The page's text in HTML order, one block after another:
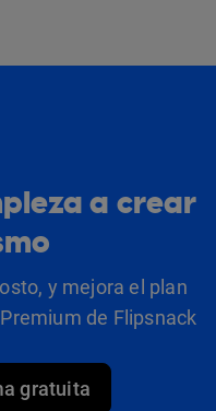
a crear
y mejora el plan
de Flipsnack
gratuita